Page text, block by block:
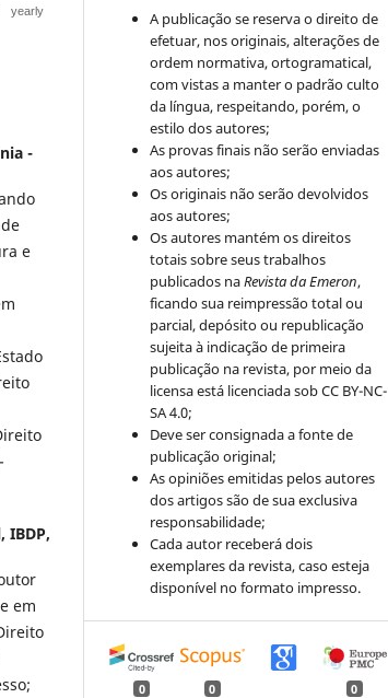
yearly
-
e
IBDP,
em
A publicação se reserva o direito de
efetuar, nos originais, alterações de
ordem normativa, ortogramatical,
com vistas a manter o padrão culto
da língua, respeitando, porém, o
estilo dos autores;
As provas finais não serão enviadas
aos autores;
Os originais não serão devolvidos
aos autores;
Os autores mantém os direitos
totais sobre seus trabalhos
publicados naRevista da Emeron,
ficando sua reimpressão total ou
parcial, depósito ou republicação
sujeita à indicação de primeira
publicação na revista, por meio da
licensa está licenciada sob CC BY-NC-
SA 4.0;
Deve ser consignada a fonte de
publicação original;
As opiniões emitidas pelos autores
dos artigos são de sua exclusiva
responsabilidade;
Cada autor receberá dois
exemplares da revista, caso esteja
disponível no formato impresso.
0 0 0